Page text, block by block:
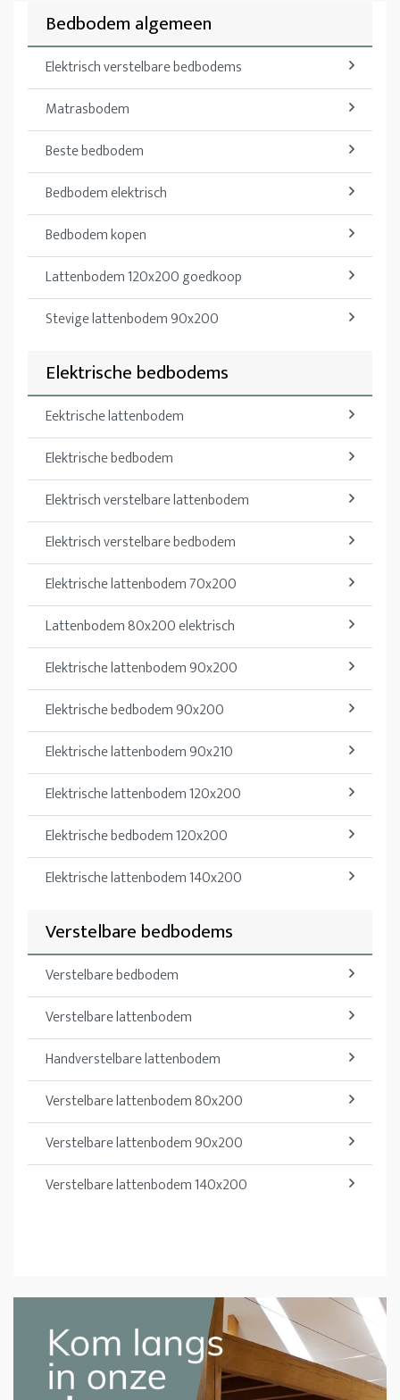
Bedbodem algemeen
Elektrisch verstelbare bedbodems
Matrasbodem
Beste bedbodem
Bedbodem elektrisch
Bedbodem kopen
Lattenbodem 120x200 goedkoop
Stevige lattenbodem 90x200
Elektrische bedbodems
Eektrische lattenbodem
Elektrische bedbodem
Elektrisch verstelbare lattenbodem
Elektrisch verstelbare bedbodem
Elektrische lattenbodem 70x200
Lattenbodem 80x200 elektrisch
Elektrische lattenbodem 90x200
Elektrische bedbodem 90x200
Elektrische lattenbodem 90x210
Elektrische lattenbodem 120x200
Elektrische bedbodem 120x200
Elektrische lattenbodem 140x200
Verstelbare bedbodems
Verstelbare bedbodem
Verstelbare lattenbodem
Handverstelbare lattenbodem
Verstelbare lattenbodem 80x200
Verstelbare lattenbodem 90x200
Verstelbare lattenbodem 140x200